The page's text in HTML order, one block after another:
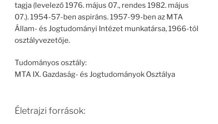
tagja (levelező 1976. május 07., rendes 1982. május
07.). 1954-57-ben aspiráns. 1957-99-ben az MTA
Állam- és Jogtudományi Intézet munkatársa, 1966-tól
osztályvezetője.
Tudományos osztály:
MTA IX. Gazdaság- és Jogtudományok Osztálya
Életrajzi források: